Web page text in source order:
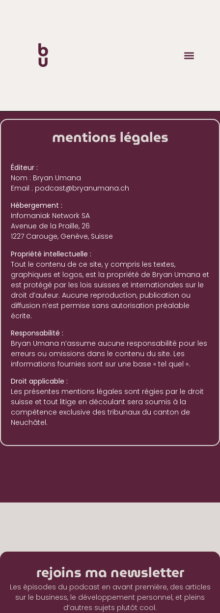
mentions légales
Éditeur :
Nom : Bryan Umana
Email : podcast@bryanumana.ch
Hébergement :
Infomaniak Network SA
Avenue de la Praille, 26
1227 Carouge, Genève, Suisse
Propriété intellectuelle :
Tout le contenu de ce site, y compris les textes,
graphiques et logos, est la propriété de Bryan Umana et
est protégé par les lois suisses et internationales sur le
droit d’auteur. Aucune reproduction, publication ou
diffusion n’est permise sans autorisation préalable
écrite.
Responsabilité :
Bryan Umana n’assume aucune responsabilité pour les
erreurs ou omissions dans le contenu du site. Les
informations fournies sont sur une base « tel quel ».
Droit applicable :
Les présentes mentions légales sont régies par le droit
suisse et tout litige en découlant sera soumis à la
compétence exclusive des tribunaux du canton de
Neuchâtel.
rejoins ma newsletter
Les épisodes du podcast en avant première, des articles
sur le business, le développement personnel, et pleins
d’autres sujets plutôt cool.